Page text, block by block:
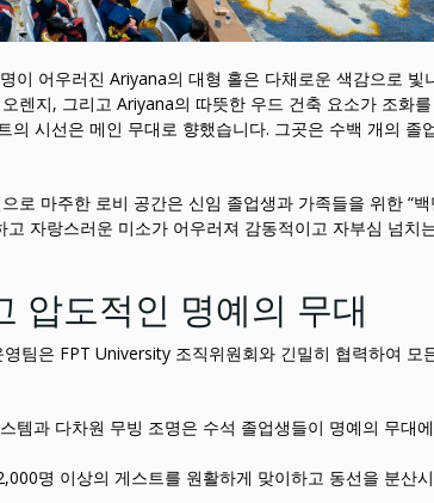
이 어우러진 Ariyana의 대형 홀은 다채로운 색감으로 빛
렌지, 그리고 Ariyana의 따뜻한 우드 건축 요소가 조화
시선은 메인 무대로 향했습니다. 그곳은 수백 개의 졸
로 마주한 로비 공간은 신임 졸업생과 가족들을 위한 “백
자랑스러운 미소가 어우러져 감동적이고 자부심 넘치
압도적인 명예의 무대
영팀은 FPT University 조직위원회와 긴밀히 협력하여 모
템과 다차원 무빙 조명은 수석 졸업생들이 명예의 무대
명 이상의 게스트를 원활하게 맞이하고 동선을 분산